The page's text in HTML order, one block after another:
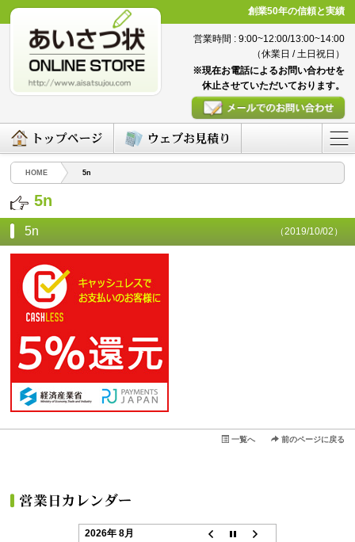
創業50年の信頼と実績
営業時間 : 9:00~12:00/13:00~14:00
（休業日 / 土日祝日）
※現在お電話によるお問い合わせを
休止させていただいております。
HOME 5n
5n
5n （2019/10/02）
一覧へ 前のページに戻る
2026年 8月